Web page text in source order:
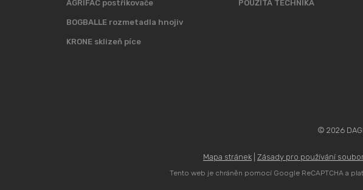
AGRIFAC postřikovače
BOGBALLE rozmetadla hnojiv
KRONE sklizeň píce
POUŽITÁ TECHNIKA
© 2026
Mapa stránek Zásady pro používání
Tento web je chráněn pomocí Google ReCAPTCHA a